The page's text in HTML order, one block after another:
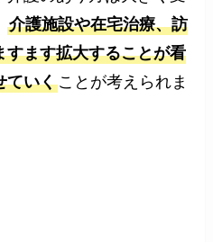
介護施設や在宅治療、訪
すます拡大することが看
ていくことが考えられま